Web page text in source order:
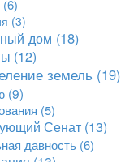
(6)
(3)
дом (18)
(12)
земель (19)
(9)
(5)
Сенат (13)
давность (6)